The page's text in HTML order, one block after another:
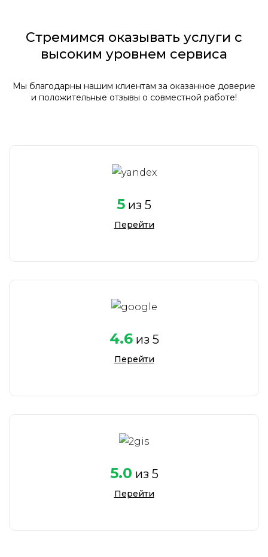
Стремимся оказывать услуги с
высоким уровнем сервиса
Мы благодарны нашим клиентам за оказанное доверие
и положительные отзывы о совместной работе!
5 из 5
Перейти
4.6из 5
Перейти
5.0 из 5
Перейти